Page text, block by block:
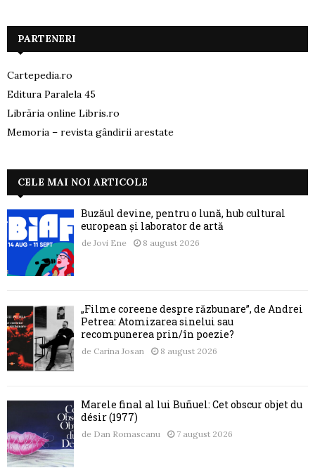
PARTENERI
Cartepedia.ro
Editura Paralela 45
Librăria online Libris.ro
Memoria – revista gândirii arestate
CELE MAI NOI ARTICOLE
Buzăul devine, pentru o lună, hub cultural
european și laborator de artă
de Jovi Ene 8 august 2026
„Filme coreene despre răzbunare”, de Andrei
Petrea: Atomizarea sinelui sau
recompunerea prin/în poezie?
de Carina Josan 8 august 2026
Marele final al lui Buñuel: Cet obscur objet du
désir (1977)
de Dan Romascanu 7 august 2026